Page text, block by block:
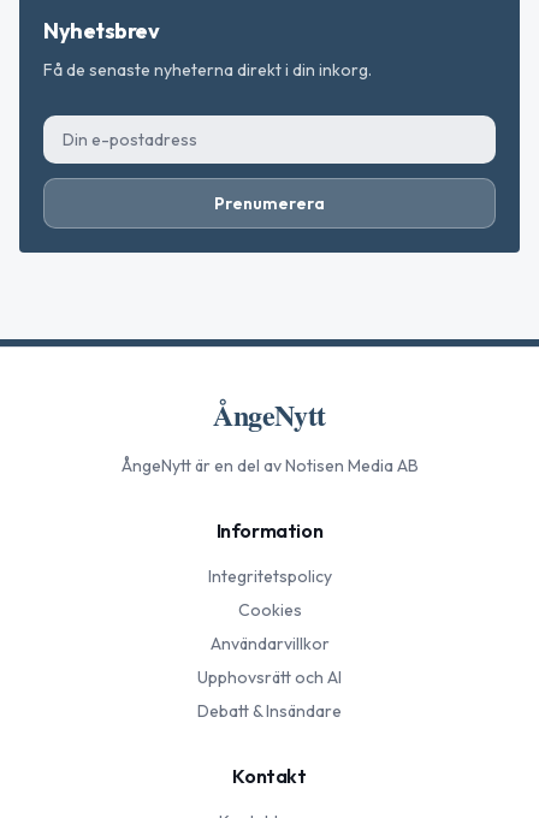
Nyhetsbrev
Få de senaste nyheterna direkt i din inkorg.
Prenumerera
ÅngeNytt
ÅngeNyttär en del av Notisen Media AB
Information
Integritetspolicy
Cookies
Användarvillkor
Upphovsrätt och AI
Debatt & Insändare
Kontakt